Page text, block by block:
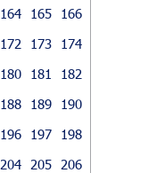
164 165
166
172 173
174
180 181
182
188 189
190
196 197
198
204 205
206